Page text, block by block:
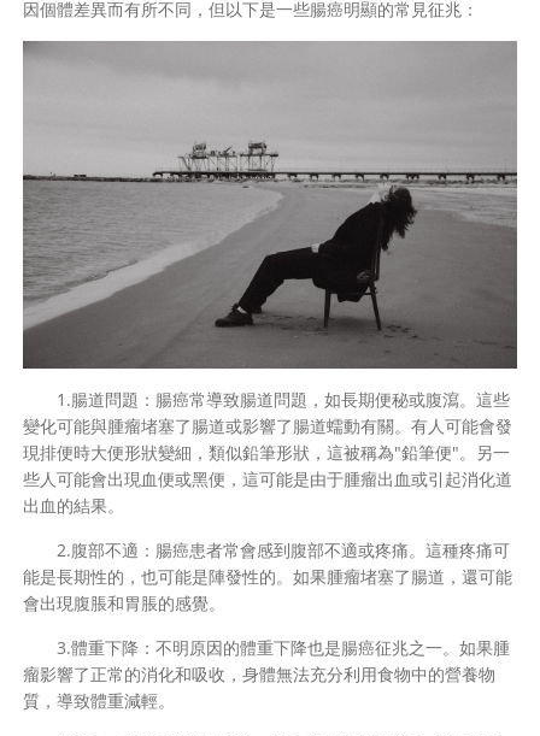
因個體差異而有所不同，但以下是一些腸癌明顯的常見征兆：
1.腸道問題：腸癌常導致腸道問題，如長期便秘或腹瀉。這些
變化可能與腫瘤堵塞了腸道或影響了腸道蠕動有關。有人可能會發
現排便時大便形狀變細，類似鉛筆形狀，這被稱為"鉛筆便"。另一
些人可能會出現血便或黑便，這可能是由于腫瘤出血或引起消化道
出血的結果。
2.腹部不適：腸癌患者常會感到腹部不適或疼痛。這種疼痛可
能是長期性的，也可能是陣發性的。如果腫瘤堵塞了腸道，還可能
會出現腹脹和胃脹的感覺。
3.體重下降：不明原因的體重下降也是腸癌征兆之一。如果腫
瘤影響了正常的消化和吸收，身體無法充分利用食物中的營養物
質，導致體重減輕。